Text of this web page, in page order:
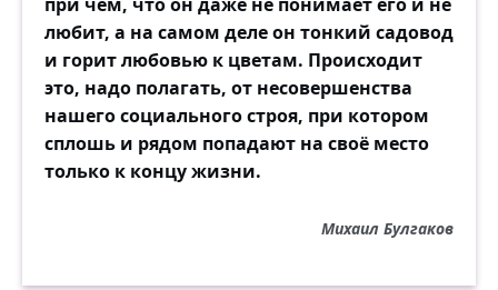
любит, а на самом деле он тонкий садовод
и горит любовью к цветам. Происходит
это, надо полагать, от несовершенства
нашего социального строя, при котором
сплошь и рядом попадают на своё место
только к концу жизни.
Михаил Булгаков